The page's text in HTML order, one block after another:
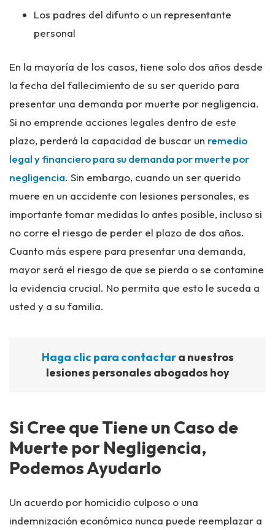
Los padres del difunto o un representante
personal
En la mayoría de los casos, tiene solo dos años desde
la fecha del fallecimiento de su ser querido para
presentar una demanda por muerte por negligencia.
Si no emprende acciones legales dentro de este
plazo, perderá la capacidad de buscar un remedio
legal y financiero para su demanda por muerte por
negligencia. Sin embargo, cuando un ser querido
muere en un accidente con lesiones personales, es
importante tomar medidas lo antes posible, incluso si
no corre el riesgo de perder el plazo de dos años.
Cuanto más espere para presentar una demanda,
mayor será el riesgo de que se pierda o se contamine
la evidencia crucial. No permita que esto le suceda a
usted y a su familia.
Haga clic para contactara nuestros
lesiones personales abogados hoy
Si Cree que Tiene un Caso de
Muerte por Negligencia,
Podemos Ayudarlo
Un acuerdo por homicidio culposo o una
indemnización económica nunca puede reemplazar a